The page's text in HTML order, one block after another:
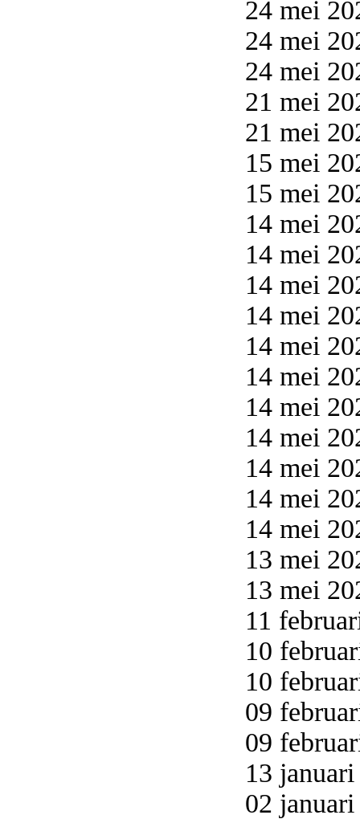
24 mei
24 mei
24 mei
21 mei
21 mei
15 mei
15 mei
14 mei
14 mei
14 mei
14 mei
14 mei
14 mei
14 mei
14 mei
14 mei
14 mei
14 mei
13 mei
13 mei
11
10
10
09
09
13
02